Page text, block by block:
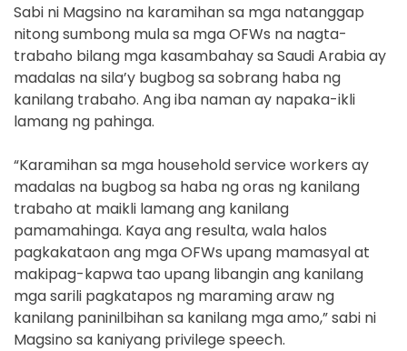
Sabi ni Magsino na karamihan sa mga natanggap
nitong sumbong mula sa mga OFWs na nagta-
trabaho bilang mga kasambahay sa Saudi Arabia ay
madalas na sila’y bugbog sa sobrang haba ng
kanilang trabaho. Ang iba naman ay napaka-ikli
lamang ng pahinga.
“Karamihan sa mga household service workers ay
madalas na bugbog sa haba ng oras ng kanilang
trabaho at maikli lamang ang kanilang
pamamahinga. Kaya ang resulta, wala halos
pagkakataon ang mga OFWs upang mamasyal at
makipag-kapwa tao upang libangin ang kanilang
mga sarili pagkatapos ng maraming araw ng
kanilang paninilbihan sa kanilang mga amo,” sabi ni
Magsino sa kaniyang privilege speech.